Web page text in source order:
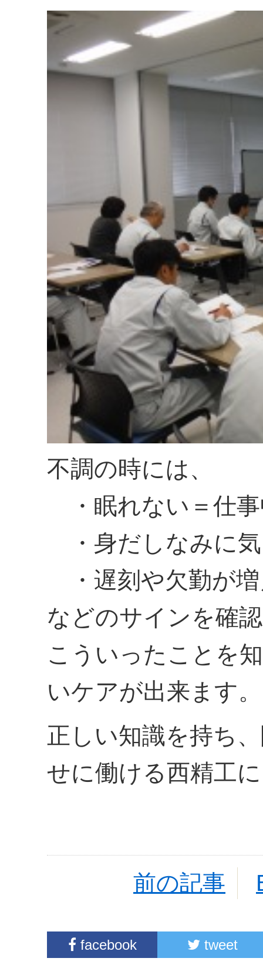
不調の時には、
・眠れない＝仕
・身だしなみに
・遅刻や欠勤が
などのサインを確
こういったことを
いケアが出来ます。
正しい知識を持ち
せに働ける西精工
前の記事
facebook tweet